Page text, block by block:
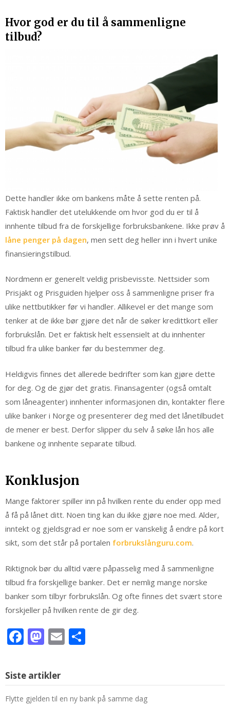
Hvor god er du til å sammenligne
tilbud?
Dette handler ikke om bankens måte å sette renten på.
Faktisk handler det utelukkende om hvor god du er til å
innhente tilbud fra de forskjellige forbruksbankene. Ikke prøv å
låne penger på dagen, men sett deg heller inn i hvert unike
finansieringstilbud.
Nordmenn er generelt veldig prisbevisste. Nettsider som
Prisjakt og Prisguiden hjelper oss å sammenligne priser fra
ulike nettbutikker før vi handler. Allikevel er det mange som
tenker at de ikke bør gjøre det når de søker kredittkort eller
forbrukslån. Det er faktisk helt essensielt at du innhenter
tilbud fra ulike banker før du bestemmer deg.
Heldigvis finnes det allerede bedrifter som kan gjøre dette
for deg. Og de gjør det gratis. Finansagenter (også omtalt
som låneagenter) innhenter informasjonen din, kontakter flere
ulike banker i Norge og presenterer deg med det lånetilbudet
de mener er best. Derfor slipper du selv å søke lån hos alle
bankene og innhente separate tilbud.
Konklusjon
Mange faktorer spiller inn på hvilken rente du ender opp med
å få på lånet ditt. Noen ting kan du ikke gjøre noe med. Alder,
inntekt og gjeldsgrad er noe som er vanskelig å endre på kort
sikt, som det står på portalen forbrukslånguru.com.
Riktignok bør du alltid være påpasselig med å sammenligne
tilbud fra forskjellige banker. Det er nemlig mange norske
banker som tilbyr forbrukslån. Og ofte finnes det svært store
forskjeller på hvilken rente de gir deg.
Facebook
Mastodon
Email
Siste artikler
Flytte gjelden til en ny bank på samme dag